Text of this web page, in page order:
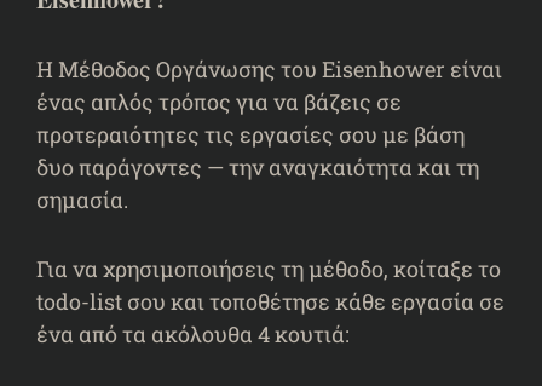
Η Μέθοδος Οργάνωσης του Eisenhower είναι
ένας απλός τρόπος για να βάζεις σε
προτεραιότητες τις εργασίες σου με βάση
δυο παράγοντες — την αναγκαιότητα και τη
σημασία.
Για να χρησιμοποιήσεις τη μέθοδο, κοίταξε το
todo-list σου και τοποθέτησε κάθε εργασία σε
ένα από τα ακόλουθα 4 κουτιά: